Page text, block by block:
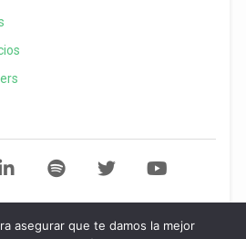
Todos los derechos reservadosDesarollo
asegurar que te damos la mejor